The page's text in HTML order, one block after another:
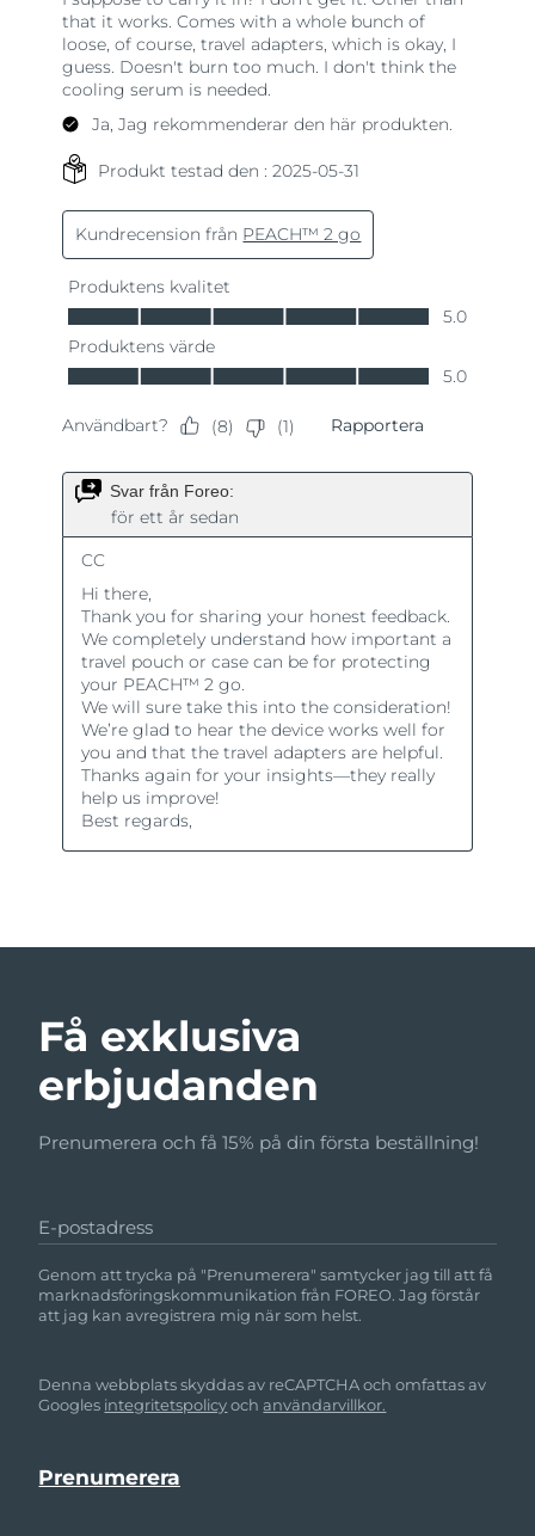
Få exklusiva
erbjudanden
Prenumerera och få 15% på din första beställning!
E-postadress
Genom att trycka på "Prenumerera" samtycker jag till att få
marknadsföringskommunikation från FOREO. Jag förstår
att jag kan avregistrera mig när som helst.
Denna webbplats skyddas av reCAPTCHA och omfattas av
Googles integritetspolicyochanvändarvillkor.